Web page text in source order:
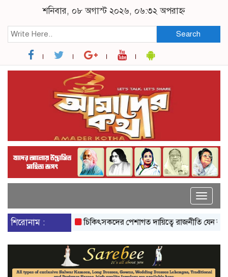
শনিবার, ০৮ অগাস্ট ২০২৬, ০৬:৩২ অপরাহ্ন
Search
Toggle
শিরোনাম :
চিকিৎসকদের পেশাগত দায়িত্বে রাজনীতি যেন বাধা না হয়: